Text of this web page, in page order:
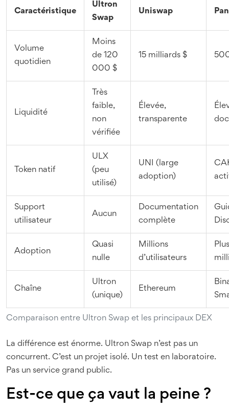
Comparaison entre Ultron Swap et les principaux DEX
Caractéristique
Ultron
Swap
Uniswap
Volume
quotidien
Moins
de 120
000 $
15 milliards $
Liquidité
Très
faible,
non
vérifiée
Élevée,
transparente
Token natif
ULX
(peu
utilisé)
UNI (large
adoption)
Support
utilisateur
Aucun
Documentation
complète
Adoption
Quasi
nulle
Millions
d’utilisateurs
Chaîne
Ultron
(unique)
Ethereum
La différence est énorme. Ultron Swap n’est pas un
concurrent. C’est un projet isolé. Un test en laboratoire.
Pas un service grand public.
Est-ce que ça vaut la peine ?